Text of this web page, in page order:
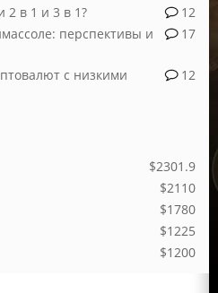
12
2 в 1 и 3 в 1?
17
перспективы и
12
с низкими
$2301.9
$2110
$1780
$1225
$1200